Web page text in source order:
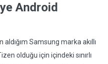
Android
aldığım Samsung marka akıllı
olduğu için içindeki sınırlı